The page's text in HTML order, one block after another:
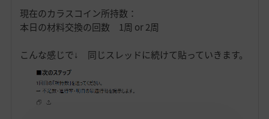
現在のカラスコイン所持数：
本日の材料交換の回数 1周 or 2周
こんな感じで↓ 同じスレッドに続けて貼っていきます。